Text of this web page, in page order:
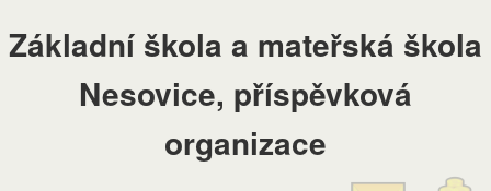
Základní škola a mateřská škola
Nesovice, příspěvková
organizace